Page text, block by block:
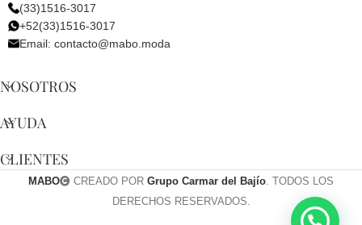
(33)1516-3017
+52(33)1516-3017
Email: contacto@mabo.moda
NOSOTROS
AYUDA
CLIENTES
MABO CREADO POR Grupo Carmar del Bajío . TODOS LOS
DERECHOS RESERVADOS.